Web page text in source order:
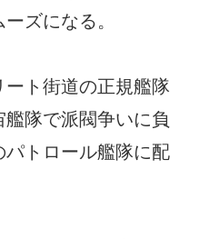
ズになる。
ト街道の正規艦隊
隊で派閥争いに負
トロール艦隊に配